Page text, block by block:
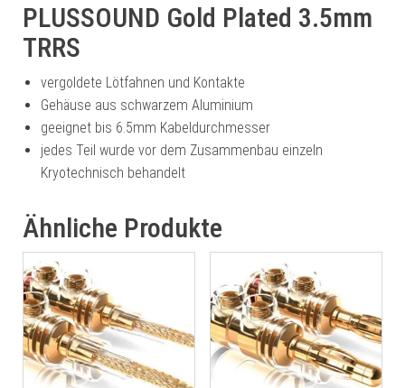
PLUSSOUND Gold Plated 3.5mm
TRRS
vergoldete Lötfahnen und Kontakte
Gehäuse aus schwarzem Aluminium
geeignet bis 6.5mm Kabeldurchmesser
jedes Teil wurde vor dem Zusammenbau einzeln
Kryotechnisch behandelt
Ähnliche Produkte